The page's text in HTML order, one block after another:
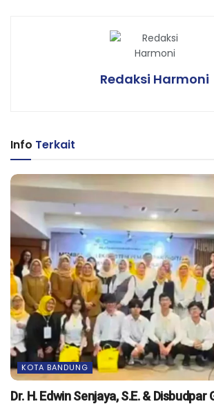
Redaksi Harmoni
Info Terkait
KOTA BANDUNG
Dr. H. Edwin Senjaya, S.E. &